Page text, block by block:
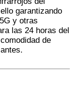
garantizando
y otras
las 24 horas del
de